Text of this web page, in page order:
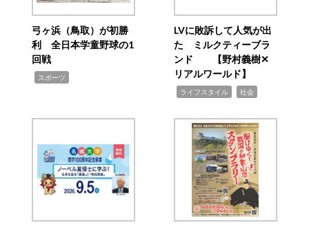
弓ヶ浜（鳥取）が初勝
利 全日本学童野球の1
回戦
スポーツ
LVに敗訴して人気が出
た ミルクティーブラ
ンド 【野村義樹✕
リアルワールド】
ライフスタイル 社会